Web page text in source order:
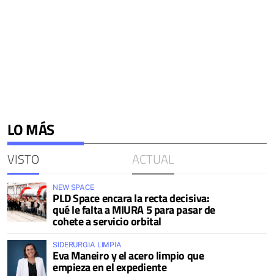
LO MÁS
VISTO ACTUAL
NEW SPACE
PLD Space encara la recta decisiva:
qué le falta a MIURA 5 para pasar de
cohete a servicio orbital
SIDERURGIA LIMPIA
Eva Maneiro y el acero limpio que
empieza en el expediente